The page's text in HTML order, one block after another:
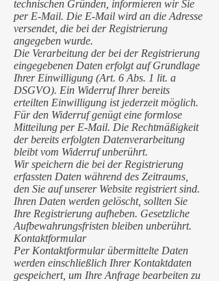
technischen Gründen, informieren wir Sie
per E-Mail. Die E-Mail wird an die Adresse
versendet, die bei der Registrierung
angegeben wurde.
Die Verarbeitung der bei der Registrierung
eingegebenen Daten erfolgt auf Grundlage
Ihrer Einwilligung (Art. 6 Abs. 1 lit. a
DSGVO). Ein Widerruf Ihrer bereits
erteilten Einwilligung ist jederzeit möglich.
Für den Widerruf genügt eine formlose
Mitteilung per E-Mail. Die Rechtmäßigkeit
der bereits erfolgten Datenverarbeitung
bleibt vom Widerruf unberührt.
Wir speichern die bei der Registrierung
erfassten Daten während des Zeitraums,
den Sie auf unserer Website registriert sind.
Ihren Daten werden gelöscht, sollten Sie
Ihre Registrierung aufheben. Gesetzliche
Aufbewahrungsfristen bleiben unberührt.
Kontaktformular
Per Kontaktformular übermittelte Daten
werden einschließlich Ihrer Kontaktdaten
gespeichert, um Ihre Anfrage bearbeiten zu